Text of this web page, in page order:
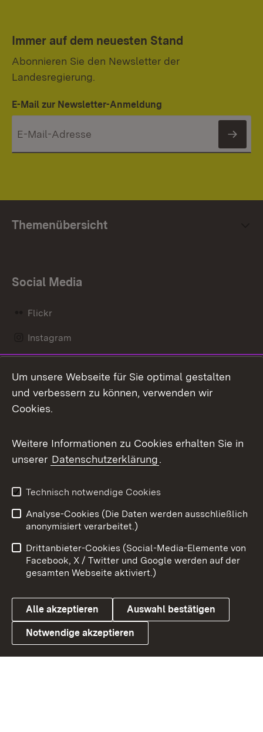
Immer auf dem neuesten Stand
Abonnieren Sie den Newsletter der
Landesregierung.
E-Mail zur Newsletter-Anmeldung
Themenübersicht
Social Media
Flickr
Instagram
Mastodon
Messenger
Social Wall
X / Twitter
Youtube
Link zum Landesportal
Benutzungshinweise
Barrierefreiheit
Datenschutz
Cookies
Um unsere Webseite für Sie optimal gestalten
und verbessern zu können, verwenden wir
Cookies.
Weitere Informationen zu Cookies erhalten Sie in
unserer Datenschutzerklärung.
Technisch notwendige Cookies
Analyse-Cookies (Die Daten werden ausschließlich
anonymisiert verarbeitet.)
Drittanbieter-Cookies (Social-Media-Elemente von
Facebook, X / Twitter und Google werden auf der
gesamten Webseite aktiviert.)
Alle akzeptieren Auswahl bestätigen
Notwendige akzeptieren